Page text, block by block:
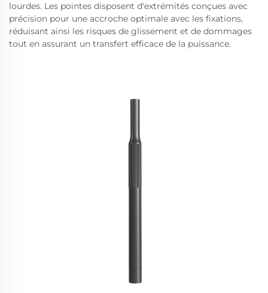
lourdes. Les pointes disposent d'extrémités conçues avec
précision pour une accroche optimale avec les fixations,
réduisant ainsi les risques de glissement et de dommages
tout en assurant un transfert efficace de la puissance.